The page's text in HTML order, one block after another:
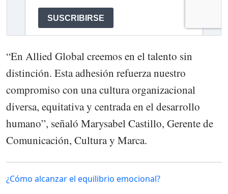
“En Allied Global creemos en el talento sin
distinción. Esta adhesión refuerza nuestro
compromiso con una cultura organizacional
diversa, equitativa y centrada en el desarrollo
humano”, señaló Marysabel Castillo, Gerente de
Comunicación, Cultura y Marca.
¿Cómo alcanzar el equilibrio emocional?